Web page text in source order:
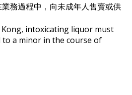
業務過程中，向未成年人售賣或供
intoxicating liquor must
a minor in the course of